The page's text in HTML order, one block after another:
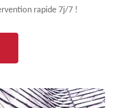
rapide 7j/7 !